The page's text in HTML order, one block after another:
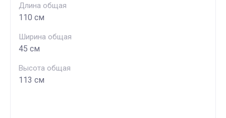
Длина общая
110 см
Ширина общая
45 см
Высота общая
113 см